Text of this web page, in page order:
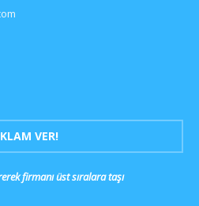
VER!
firmanı üst sıralara taşı